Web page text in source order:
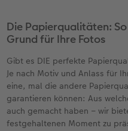
Die Papierqualitäten:
Grund für Ihre Fotos
Gibt es DIE perfekte
Je nach Motiv und Anlass für
eine, mal die andere
garantieren können: Aus
auch gemacht haben – wir
festgehaltenen Moment zu